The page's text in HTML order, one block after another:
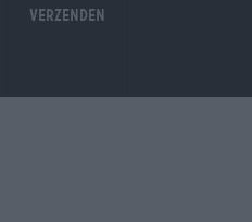
Verzenden